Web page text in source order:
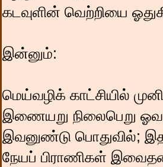
கடவுளின் வெற்றியை
இன்னும்:
மெய்வழிக் காட்சியில்
இணையறு நிலைபெறு
இவனுண்டு பொதுவில்;
நேயப் பிராணிகள்